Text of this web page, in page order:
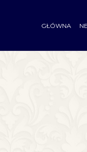
GŁÓWNA